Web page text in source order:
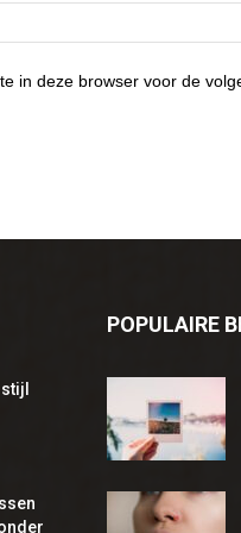
in deze browser voor de
stijl
POPULAIRE